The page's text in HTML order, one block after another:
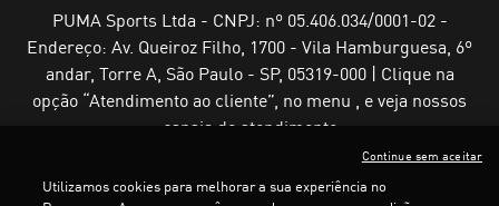
PUMA Sports Ltda - CNPJ: nº 05.406.034/0001-02 -
Endereço: Av. Queiroz Filho, 1700 - Vila Hamburguesa, 6º
andar, Torre A, São Paulo - SP, 05319-000 | Clique na
opção “Atendimento ao cliente”, no menu , e veja nossos
canais de atendimento
Utilizamos cookies para melhorar a sua experiência no
Continue sem aceitar